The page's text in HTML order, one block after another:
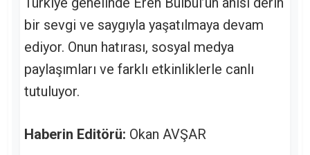
bir sevgi ve saygıyla yaşatılmaya devam
ediyor. Onun hatırası, sosyal medya
paylaşımları ve farklı etkinliklerle canlı
tutuluyor.
Haberin Editörü: Okan AVŞAR